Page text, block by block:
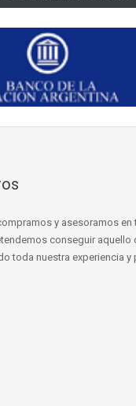
y asesoramos
conseguir aquello
toda nuestra experiencia y